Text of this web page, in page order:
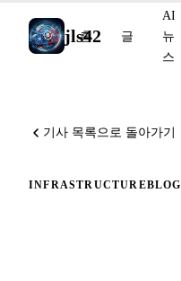
jls42
홈 글
AI
뉴
스
기사 목록으로 돌아가기
INFRASTRUCTUREBLOG